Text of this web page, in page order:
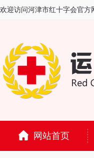
欢迎访问河津市红十字会官方
网站首页